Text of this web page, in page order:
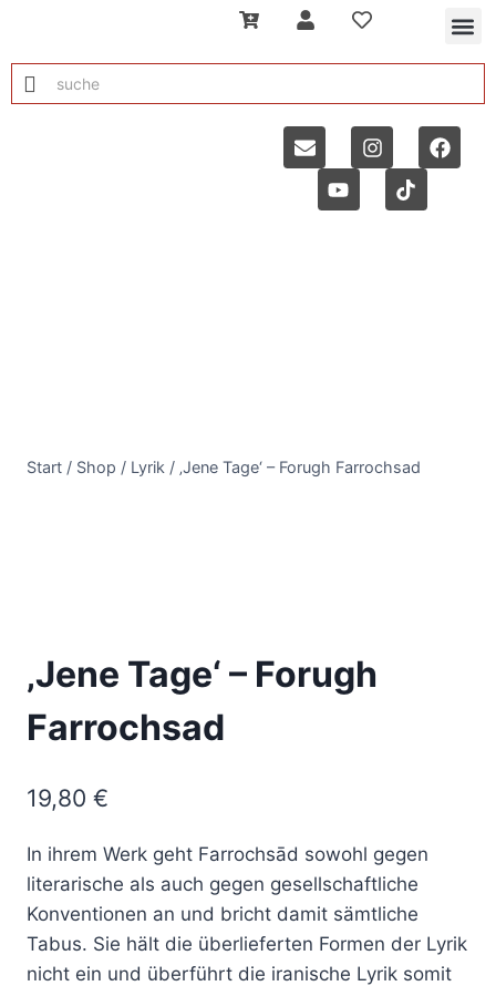
Start / Shop / Lyrik / ‚Jene Tage‘ – Forugh Farrochsad
‚Jene Tage‘ – Forugh
Farrochsad
19,80 €
In ihrem Werk geht Farrochsād sowohl gegen
literarische als auch gegen gesellschaftliche
Konventionen an und bricht damit sämtliche
Tabus. Sie hält die überlieferten Formen der Lyrik
nicht ein und überführt die iranische Lyrik somit